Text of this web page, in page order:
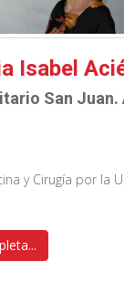
Isabel
San Juan.
y Cirugía por la